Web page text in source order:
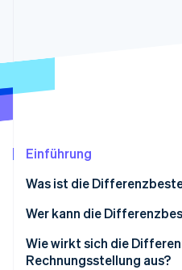
Stripe-
Jetzt
Einführung
Was ist die
Wer kann die
Wie wirkt sich die
Rechnungsstellung aus?